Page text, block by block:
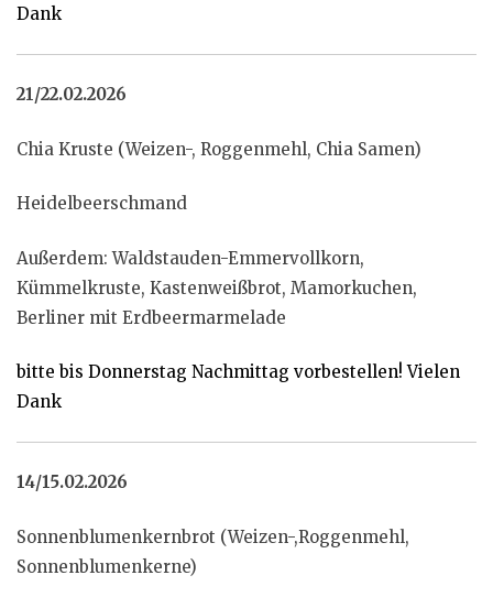
Dank
21/22.02.2026
Chia Kruste (Weizen-, Roggenmehl, Chia Samen)
Heidelbeerschmand
Außerdem: Waldstauden-Emmervollkorn,
Kümmelkruste, Kastenweißbrot, Mamorkuchen,
Berliner mit Erdbeermarmelade
bitte bis Donnerstag Nachmittag vorbestellen! Vielen
Dank
14/15.02.2026
Sonnenblumenkernbrot (Weizen-,Roggenmehl,
Sonnenblumenkerne)